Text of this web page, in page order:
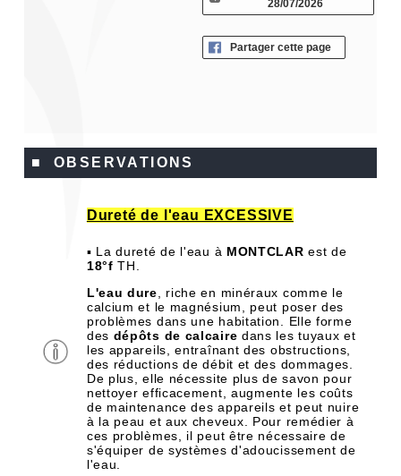
28/07/2026
Partager cette page
■ OBSERVATIONS
Dureté de l'eau EXCESSIVE
▪ La dureté de l'eau à MONTCLAR est de
18°f TH.
L'eau dure , riche en minéraux comme le
calcium et le magnésium, peut poser des
problèmes dans une habitation. Elle forme
des dépôts de calcaire dans les tuyaux et
les appareils, entraînant des obstructions,
des réductions de débit et des dommages.
De plus, elle nécessite plus de savon pour
nettoyer efficacement, augmente les coûts
de maintenance des appareils et peut nuire
à la peau et aux cheveux. Pour remédier à
ces problèmes, il peut être nécessaire de
s'équiper de systèmes d'adoucissement de
l'eau.